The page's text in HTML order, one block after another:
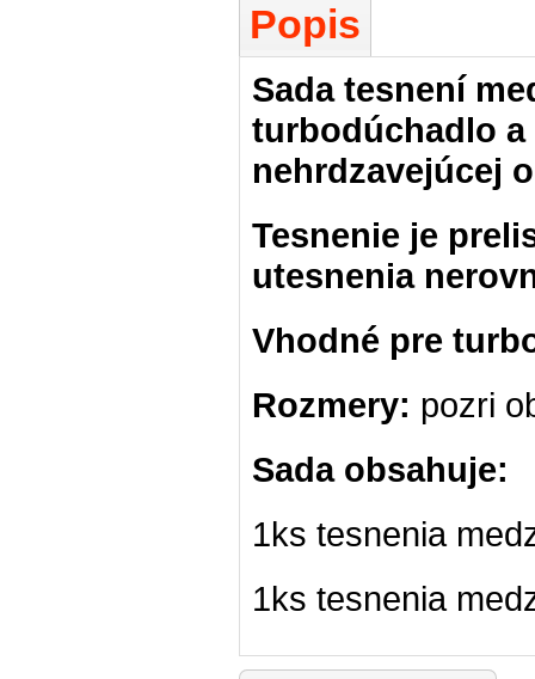
Popis
Sada tesnení
turbodúchadlo
nehrdzavejúcej
Tesnenie je
utesnenia
Vhodné pre
Rozmery: pozri
Sada obsahuje:
1ks tesnenia
1ks tesnenia